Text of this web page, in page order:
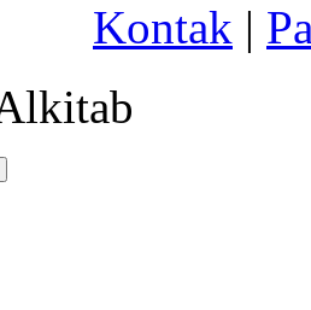
Kontak |